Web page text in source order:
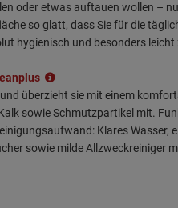
oder etwas auftauen wollen –
so glatt, dass Sie für die
hygienisch und besonders leicht
überzieht sie mit einem
sowie Schmutzpartikel mit.
Klares Wasser,
sowie milde Allzweckreiniger